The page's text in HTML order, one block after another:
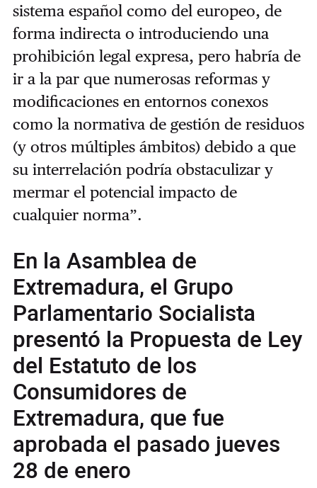
sistema español como del europeo, de
forma indirecta o introduciendo una
prohibición legal expresa, pero habría de
ir a la par que numerosas reformas y
modificaciones en entornos conexos
como la normativa de gestión de residuos
(y otros múltiples ámbitos) debido a que
su interrelación podría obstaculizar y
mermar el potencial impacto de
cualquier norma”.
En la Asamblea de
Extremadura, el Grupo
Parlamentario Socialista
presentó la Propuesta de Ley
del Estatuto de los
Consumidores de
Extremadura, que fue
aprobada el pasado jueves
28 de enero